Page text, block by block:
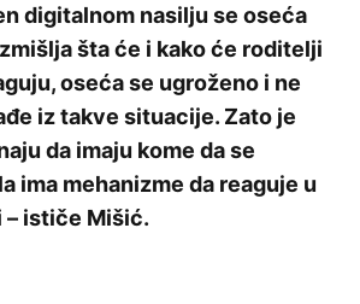
digitalnom nasilju se oseća
šta će i kako će roditelji
oseća se ugroženo i ne
iz takve situacije. Zato je
da imaju kome da se
ima mehanizme da reaguje u
ističe Mišić.